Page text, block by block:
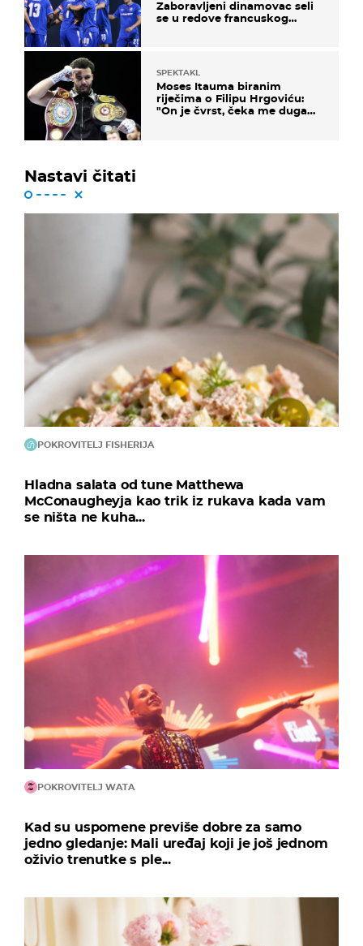
Zaboravljeni dinamovac seli
se u redove francuskog
SPEKTAKL
Moses Itauma biranim
riječima o Filipu Hrgoviću:
"On je čvrst, čeka me duga
Nastavi čitati
POKROVITELJ FISHERIJA
Hladna salata od tune Matthewa
McConaugheyja kao trik iz rukava kada vam
se ništa ne kuha...
POKROVITELJ WATA
Kad su uspomene previše dobre za samo
jedno gledanje: Mali uređaj koji je još jednom
oživio trenutke s ple...